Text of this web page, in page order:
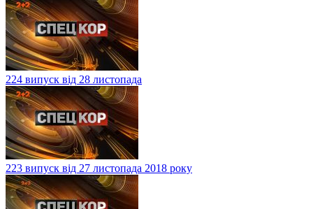
224 випуск від 28 листопада
223 випуск від 27 листопада 2018 року